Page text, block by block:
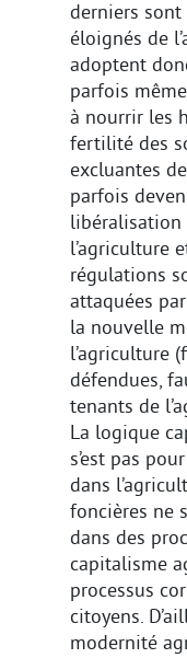
derniers
éloignés de
adoptent
parfois
à nourrir les
fertilité des
excluantes
parfois
libéralisation
l’agriculture
régulations
attaquées
la nouvelle
l’agriculture
défendues,
tenants de
La logique
s’est pas
dans
foncières ne
dans des
capitalisme
processus
citoyens.
modernité